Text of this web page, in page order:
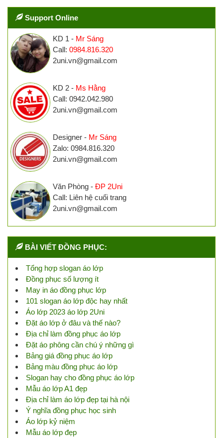
Support Online
KD 1 - Mr Sáng
Call: 0984.816.320
2uni.vn@gmail.com
KD 2 - Ms Hằng
Call: 0942.042.980
2uni.vn@gmail.com
Designer - Mr Sáng
Zalo: 0984.816.320
2uni.vn@gmail.com
Văn Phòng - ĐP 2Uni
Call: Liên hệ cuối trang
2uni.vn@gmail.com
BÀI VIẾT ĐỒNG PHỤC:
Tổng hợp slogan áo lớp
Đồng phục số lượng ít
May in áo đồng phục lớp
101 slogan áo lớp độc hay nhất
Áo lớp 2023 áo lớp 2Uni
Đặt áo lớp ở đâu và thế nào?
Địa chỉ làm đồng phục áo lớp
Đặt áo phông cần chú ý những gì
Bảng giá đồng phục áo lớp
Bảng màu đồng phục áo lớp
Slogan hay cho đồng phục áo lớp
Mẫu áo lớp A1 đẹp
Địa chỉ làm áo lớp đẹp tại hà nội
Ý nghĩa đồng phục học sinh
Áo lớp kỷ niệm
Mẫu áo lớp đẹp